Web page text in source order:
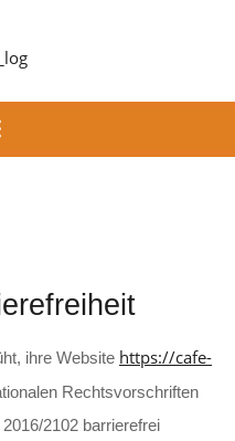
ihre Website https://cafe-
Rechtsvorschriften
2102 barrierefrei